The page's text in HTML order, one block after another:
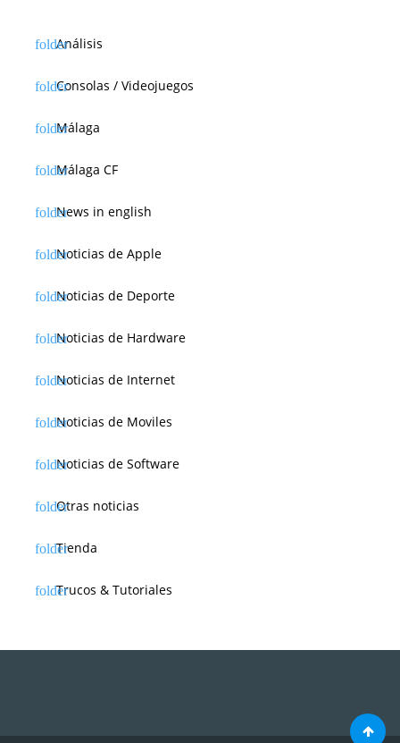
Análisis
Consolas / Videojuegos
Málaga
Málaga CF
News in english
Noticias de Apple
Noticias de Deporte
Noticias de Hardware
Noticias de Internet
Noticias de Moviles
Noticias de Software
Otras noticias
Tienda
Trucos & Tutoriales